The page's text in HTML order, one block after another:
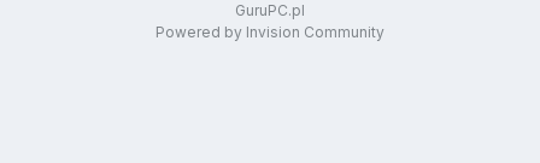
GuruPC.pl
Powered by Invision Community